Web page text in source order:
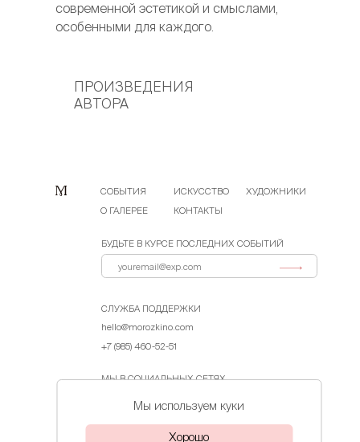
современной эстетикой и смыслами,
особенными для каждого.
ПРОИЗВЕДЕНИЯ
АВТОРА
СОБЫТИЯ ИСКУССТВО
ХУДОЖНИКИ
О ГАЛЕРЕЕ
КОНТАКТЫ
БУДЬТЕ В КУРСЕ ПОСЛЕДНИХ СОБЫТИЙ
СЛУЖБА ПОДДЕРЖКИ
hello@morozkino.com
+7 (985) 460-52-51
МЫ В СОЦИАЛЬНЫХ СЕТЯХ
Политика конфиденциальности
Мы используем куки
Хорошо